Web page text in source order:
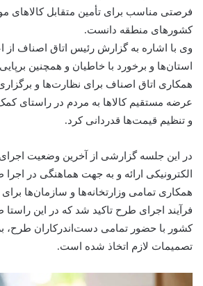
فرصتی مناسب برای تأمین متقابل کالاهای
کشورهای منطقه دانست.
وی با اشاره به گزارش رئیس اتاق اصناف از
استان‌ها و برخورد با خاطیان و همچنین برپایی
همکاری اتاق اصناف برای نظارت‌ها و
عرضه مستقیم کالاها به مردم در راستای
و تنظیم قیمت‌ها قدردانی کرد.
در این جلسه گزارشی از آخرین وضعیت
الکترونیکی ارائه و به جهت هماهنگی در
همکاری تمامی وزارتخانه‌ها و سازمان‌ها برای
فرآیند اجرای طرح تاکید شد که در این
کشور با حضور تمامی دست‌اندرکاران طرح،
تصمیمات لازم اتخاذ شده است.